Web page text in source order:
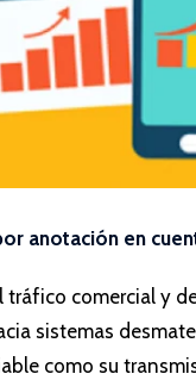
anotación en
comercial y
sistemas
como su